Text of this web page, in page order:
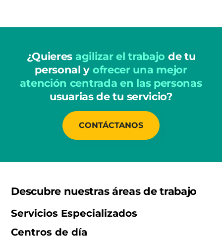
¿Quieres agilizar el trabajo de tu
personal y ofrecer una mejor
atención centrada en las personas
usuarias de tu servicio?
CONTÁCTANOS
Descubre nuestras áreas de trabajo
Servicios Especializados
Centros de día